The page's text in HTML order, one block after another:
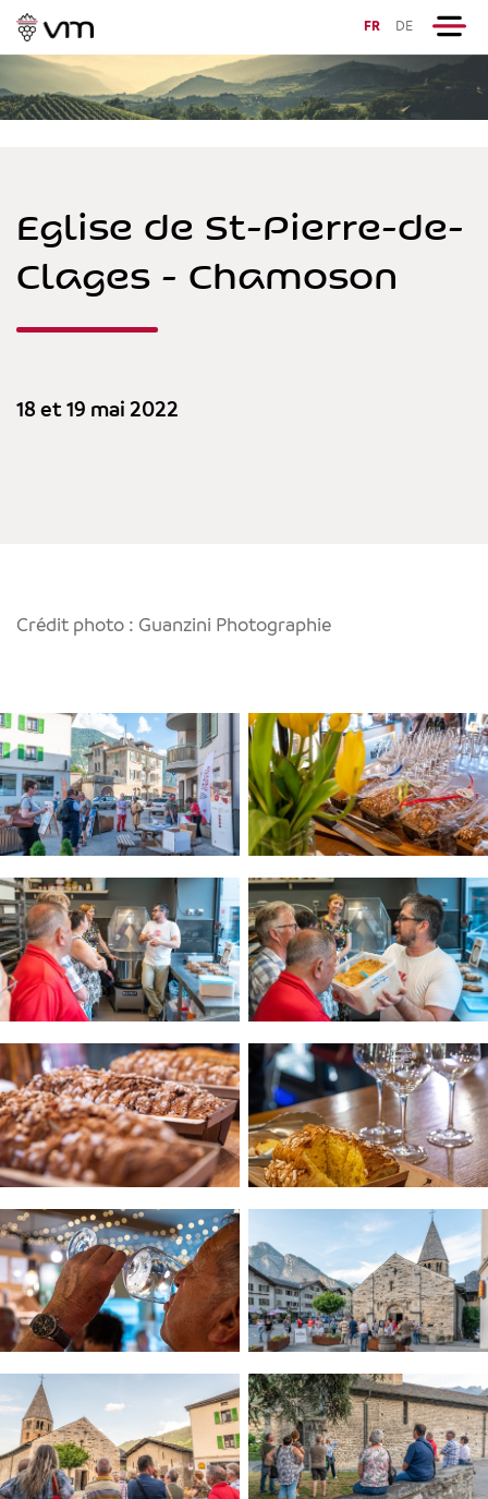
FR DE
Eglise de St-Pierre-de-
Clages - Chamoson
18 et 19 mai 2022
Crédit photo : Guanzini Photographie